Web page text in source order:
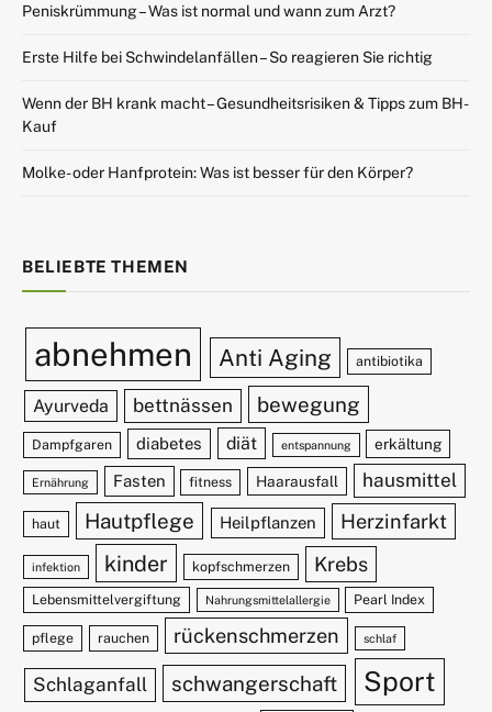
Peniskrümmung – Was ist normal und wann zum Arzt?
Erste Hilfe bei Schwindelanfällen – So reagieren Sie richtig
Wenn der BH krank macht – Gesundheitsrisiken & Tipps zum BH-
Kauf
Molke- oder Hanfprotein: Was ist besser für den Körper?
BELIEBTE THEMEN
abnehmen Anti Aging antibiotika
Ayurveda bettnässen bewegung
Dampfgaren diabetes diät entspannung erkältung
Ernährung Fasten fitness Haarausfall hausmittel
haut Hautpflege Heilpflanzen Herzinfarkt
infektion kinder kopfschmerzen Krebs
Lebensmittelvergiftung Nahrungsmittelallergie Pearl Index
pflege rauchen rückenschmerzen schlaf
Schlaganfall schwangerschaft Sport